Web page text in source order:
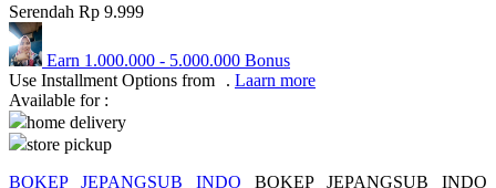
QV Baby
R
Red Castle
Ribbon Madness
Serendah Rp 9.999
Earn 1.000.000 - 5.000.000 Bonus
Use Installment Options from
. Laarn more
Available for :
home delivery
store pickup
BOKEP JEPANGSUB INDO BOKEP JEPANGSUB INDO